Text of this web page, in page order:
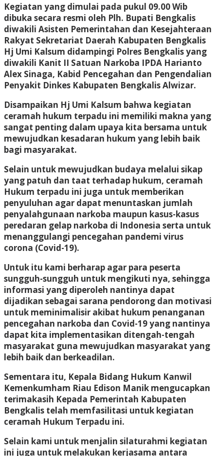
Kegiatan yang dimulai pada pukul 09.00 Wib
dibuka secara resmi oleh Plh. Bupati Bengkalis
diwakili Asisten Pemerintahan dan Kesejahteraan
Rakyat Sekretariat Daerah Kabupaten Bengkalis
Hj Umi Kalsum didampingi Polres Bengkalis yang
diwakili Kanit II Satuan Narkoba IPDA Harianto
Alex Sinaga, Kabid Pencegahan dan Pengendalian
Penyakit Dinkes Kabupaten Bengkalis Alwizar.
Disampaikan Hj Umi Kalsum bahwa kegiatan
ceramah hukum terpadu ini memiliki makna yang
sangat penting dalam upaya kita bersama untuk
mewujudkan kesadaran hukum yang lebih baik
bagi masyarakat.
Selain untuk mewujudkan budaya melalui sikap
yang patuh dan taat terhadap hukum, ceramah
Hukum terpadu ini juga untuk memberikan
penyuluhan agar dapat menuntaskan jumlah
penyalahgunaan narkoba maupun kasus-kasus
peredaran gelap narkoba di Indonesia serta untuk
menanggulangi pencegahan pandemi virus
corona (Covid-19).
Untuk itu kami berharap agar para peserta
sungguh-sungguh untuk mengikuti nya, sehingga
informasi yang diperoleh nantinya dapat
dijadikan sebagai sarana pendorong dan motivasi
untuk meminimalisir akibat hukum penanganan
pencegahan narkoba dan Covid-19 yang nantinya
dapat kita implementasikan ditengah-tengah
masyarakat guna mewujudkan masyarakat yang
lebih baik dan berkeadilan.
Sementara itu, Kepala Bidang Hukum Kanwil
Kemenkumham Riau Edison Manik mengucapkan
terimakasih Kepada Pemerintah Kabupaten
Bengkalis telah memfasilitasi untuk kegiatan
ceramah Hukum Terpadu ini.
Selain kami untuk menjalin silaturahmi kegiatan
ini juga untuk melakukan kerjasama antara